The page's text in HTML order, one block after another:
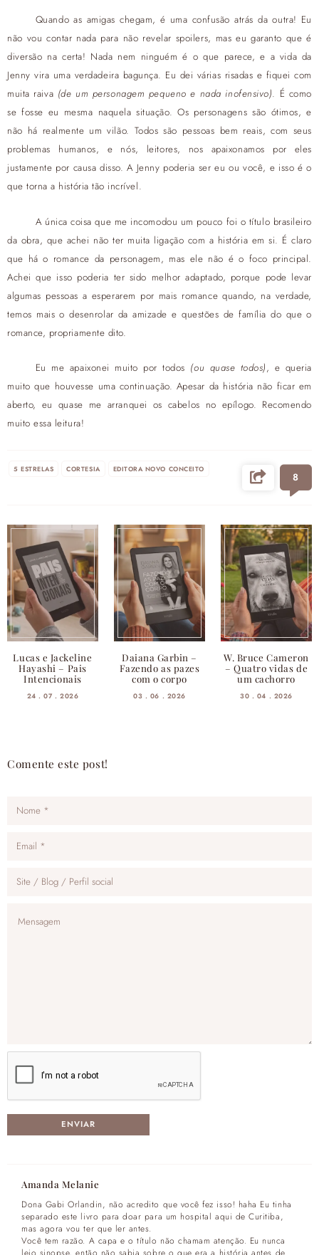
Quando as amigas chegam, é uma confusão atrás da outra! Eu
não vou contar nada para não revelar spoilers, mas eu garanto que é
diversão na certa! Nada nem ninguém é o que parece, e a vida da
Jenny vira uma verdadeira bagunça. Eu dei várias risadas e fiquei com
muita raiva (de um personagem pequeno e nada inofensivo). É como
se fosse eu mesma naquela situação. Os personagens são ótimos, e
não há realmente um vilão. Todos são pessoas bem reais, com seus
problemas humanos, e nós, leitores, nos apaixonamos por eles
justamente por causa disso. A Jenny poderia ser eu ou você, e isso é o
que torna a história tão incrível.
A única coisa que me incomodou um pouco foi o título brasileiro
da obra, que achei não ter muita ligação com a história em si. É claro
que há o romance da personagem, mas ele não é o foco principal.
Achei que isso poderia ter sido melhor adaptado, porque pode levar
algumas pessoas a esperarem por mais romance quando, na verdade,
temos mais o desenrolar da amizade e questões de família do que o
romance, propriamente dito.
Eu me apaixonei muito por todos (ou quase todos), e queria
muito que houvesse uma continuação. Apesar da história não ficar em
aberto, eu quase me arranquei os cabelos no epílogo. Recomendo
muito essa leitura!
5 ESTRELAS CORTESIA EDITORA NOVO CONCEITO
8
Lucas e Jackeline
Hayashi – Pais
Intencionais
24 . 07 . 2026
Daiana Garbin –
Fazendo as pazes
com o corpo
03 . 06 . 2026
W. Bruce Cameron
– Quatro vidas de
um cachorro
30 . 04 . 2026
Comente este post!
Amanda Melanie
Dona Gabi Orlandin, não acredito que você fez isso! haha Eu tinha
separado este livro para doar para um hospital aqui de Curitiba,
mas agora vou ter que ler antes.
Você tem razão. A capa e o título não chamam atenção. Eu nunca
leio sinopse, então não sabia sobre o que era a história antes de